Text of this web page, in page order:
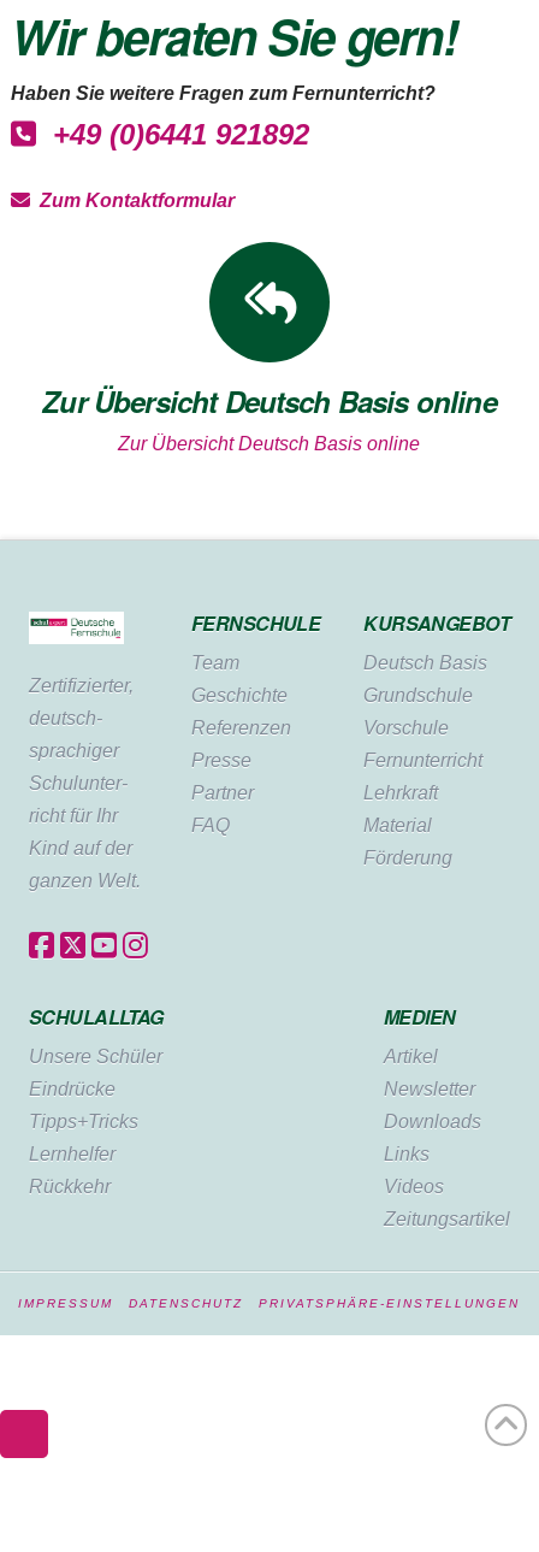
Wir beraten Sie gern!
Haben Sie weitere Fragen zum Fernunterricht?
+49 (0)6441 921892
Zum Kontaktformular
Zur Übersicht Deutsch Basis online
Zur Übersicht Deutsch Basis online
Zertifi­zierter,
deutsch­
sprachiger
Schul­unter­
richt für Ihr
Kind auf der
ganzen Welt.
FERNSCHULE
Team
Geschichte
Referenzen
Presse
Partner
FAQ
KURSANGEBOT
Deutsch Basis
Grundschule
Vorschule
Fernunterricht
Lehrkraft
Material
Förderung
SCHULALLTAG
Unsere Schüler
Eindrücke
Tipps+Tricks
Lernhelfer
Rückkehr
MEDIEN
Artikel
Newsletter
Downloads
Links
Videos
Zeitungsartikel
IMPRESSUM DATENSCHUTZ PRIVATSPHÄRE-EINSTELLUNGEN